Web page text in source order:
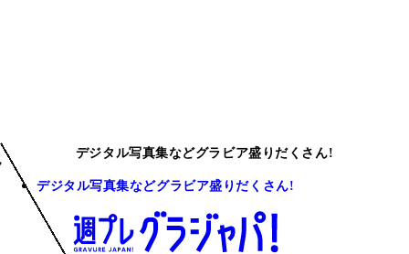
デジタル写真集などグラビア盛りだくさん!
デジタル写真集などグラビア盛りだくさん!